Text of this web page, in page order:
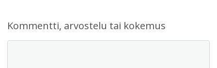
Kommentti, arvostelu tai kokemus